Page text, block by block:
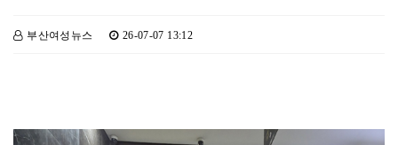
부산여성뉴스 26-07-07 13:12